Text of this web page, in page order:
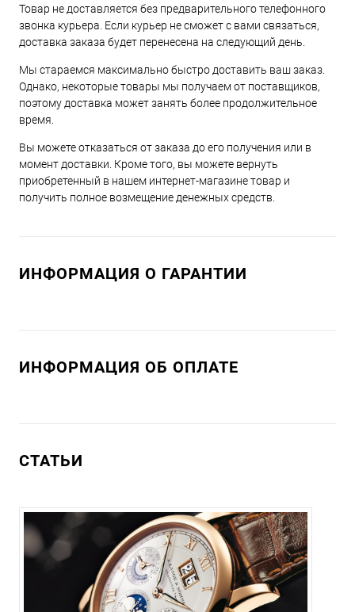
Товар не доставляется без предварительного телефонного
звонка курьера. Если курьер не сможет с вами связаться,
доставка заказа будет перенесена на следующий день.
Мы стараемся максимально быстро доставить ваш заказ.
Однако, некоторые товары мы получаем от поставщиков,
поэтому доставка может занять более продолжительное
время.
Вы можете отказаться от заказа до его получения или в
момент доставки. Кроме того, вы можете вернуть
приобретенный в нашем интернет-магазине товар и
получить полное возмещение денежных средств.
ИНФОРМАЦИЯ О ГАРАНТИИ
ИНФОРМАЦИЯ ОБ ОПЛАТЕ
СТАТЬИ